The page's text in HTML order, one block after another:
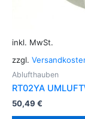
inkl. MwSt.
zzgl.
Ablufthauben
RT02YA
50,49 €